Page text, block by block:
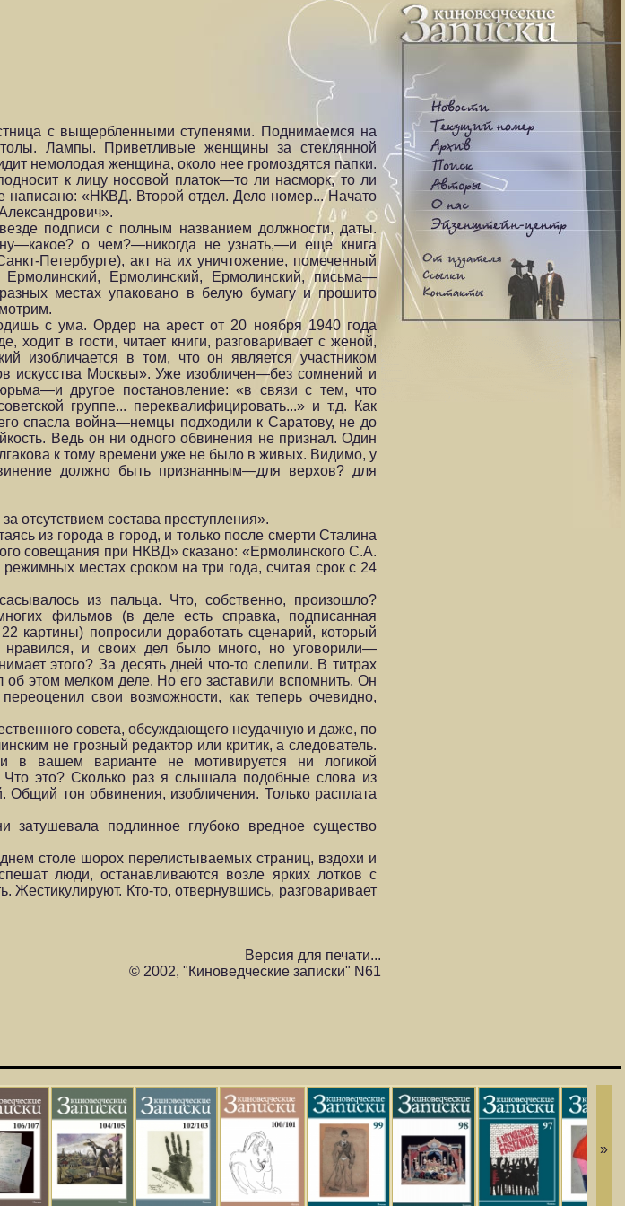
с выщербленными ступенями. Поднимаемся на
Лампы. Приветливые женщины за стеклянной
немолодая женщина, около нее громоздятся папки.
к лицу носовой платок—то ли насморк, то ли
написано: «НКВД. Второй отдел. Дело номер... Начато
подписи с полным названием должности, даты.
о чем?—никогда не узнать,—и еще книга
Петербурге), акт на их уничтожение, помеченный
Ермолинский, Ермолинский, письма—
местах упаковано в белую бумагу и прошито
с ума. Ордер на арест от 20 ноября 1940 года
в гости, читает книги, разговаривает с женой,
изобличается в том, что он является участником
искусства Москвы». Уже изобличен—без сомнений и
другое постановление: «в связи с тем, что
группе... переквалифицировать...» и т.д. Как
спасла война—немцы подходили к Саратову, не до
Ведь он ни одного обвинения не признал. Один
к тому времени уже не было в живых. Видимо, у
должно быть признанным—для верхов? для
отсутствием состава преступления».
из города в город, и только после смерти Сталина
совещания при НКВД» сказано: «Ермолинского С.А.
местах сроком на три года, считая срок с 24
из пальца. Что, собственно, произошло?
фильмов (в деле есть справка, подписанная
картины) попросили доработать сценарий, который
и своих дел было много, но уговорили—
этого? За десять дней что-то слепили. В титрах
этом мелком деле. Но его заставили вспомнить. Он
свои возможности, как теперь очевидно,
совета, обсуждающего неудачную и даже, по
не грозный редактор или критик, а следователь.
в вашем варианте не мотивируется ни логикой
Что это? Сколько раз я слышала подобные слова из
Общий тон обвинения, изобличения. Только расплата
подлинное глубоко вредное существо
столе шорох перелистываемых страниц, вздохи и
люди, останавливаются возле ярких лотков с
Жестикулируют. Кто-то, отвернувшись, разговаривает
Версия для печати...
© 2002, "Киноведческие записки" N61
»